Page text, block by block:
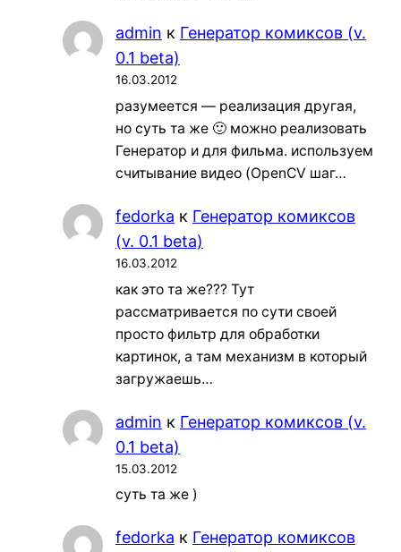
admin к Генератор комиксов (v.
0.1 beta)
16.03.2012
разумеется — реализация другая,
но суть та же 🙂 можно реализовать
Генератор и для фильма. используем
считывание видео (OpenCV шаг…
fedorka к Генератор комиксов
(v. 0.1 beta)
16.03.2012
как это та же??? Тут
рассматривается по сути своей
просто фильтр для обработки
картинок, а там механизм в который
загружаешь…
admin к Генератор комиксов (v.
0.1 beta)
15.03.2012
суть та же )
fedorka к Генератор комиксов